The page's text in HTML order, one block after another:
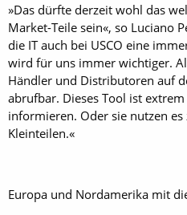
»Das dürfte derzeit wohl das
Market-Teile sein«, so Luciano
die IT auch bei USCO eine
wird für uns immer wichtiger.
Händler und Distributoren auf
abrufbar. Dieses Tool ist
informieren. Oder sie nutzen
Kleinteilen.«
Europa und Nordamerika mit